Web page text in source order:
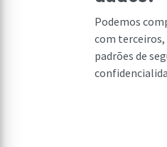
Podemos
com terceiros,
padrões de